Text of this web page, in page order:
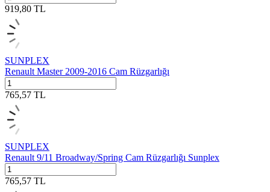
919,80 TL
SUNPLEX
Renault Master 2009-2016 Cam Rüzgarlığı
765,57 TL
SUNPLEX
Renault 9/11 Broadway/Spring Cam Rüzgarlığı Sunplex
765,57 TL